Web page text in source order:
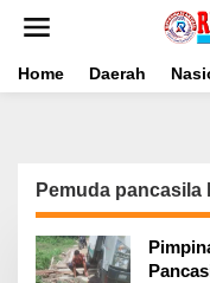
Home Daerah
Pemuda pancasila